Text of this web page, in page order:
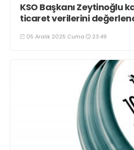
KSO Başkanı Zeytinoğlu
ticaret verilerini
05 Aralık 2025 Cuma 23:49